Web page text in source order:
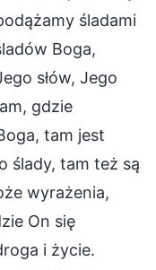
śladami
Boga,
słów, Jego
gdzie
tam jest
ślady, tam też są
wyrażenia,
On się
i życie.